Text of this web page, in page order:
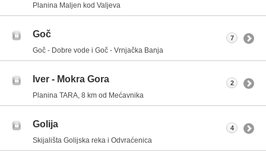
Planina Maljen kod Valjeva
Goč
Goč - Dobre vode i Goč - Vrnjačka Banja
7
Iver - Mokra Gora
Planina TARA, 8 km od Mećavnika
2
Golija
Skijališta Golijska reka i Odvraćenica
4